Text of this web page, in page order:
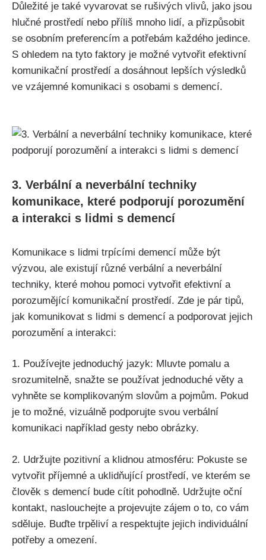
Důležité je také vyvarovat se rušivých vlivů, jako jsou
hlučné prostředí nebo příliš mnoho lidí, a přizpůsobit
se osobním preferencím a potřebám každého jedince.
S ohledem na tyto faktory je možné vytvořit efektivní
komunikační prostředí a dosáhnout lepších výsledků
ve vzájemné komunikaci s osobami s demencí.
3. Verbální a neverbální techniky
komunikace, které podporují porozumění
a interakci s lidmi s demencí
Komunikace s lidmi trpícími demencí může být
výzvou, ale existují různé verbální a neverbální
techniky, které mohou pomoci vytvořit efektivní a
porozumějící komunikační prostředí. Zde je pár tipů,
jak komunikovat s lidmi s demencí a podporovat jejich
porozumění a interakci:
1. Používejte jednoduchý jazyk: Mluvte pomalu a
srozumitelně, snažte se používat jednoduché věty a
vyhněte se komplikovaným slovům a pojmům. Pokud
je to možné, vizuálně podporujte svou verbální
komunikaci například gesty nebo obrázky.
2. Udržujte pozitivní a klidnou atmosféru: Pokuste se
vytvořit příjemné a uklidňující prostředí, ve kterém se
člověk s demencí bude cítit pohodlně. Udržujte oční
kontakt, naslouchejte a projevujte zájem o to, co vám
sděluje. Buďte trpěliví a respektujte jejich individuální
potřeby a omezení.